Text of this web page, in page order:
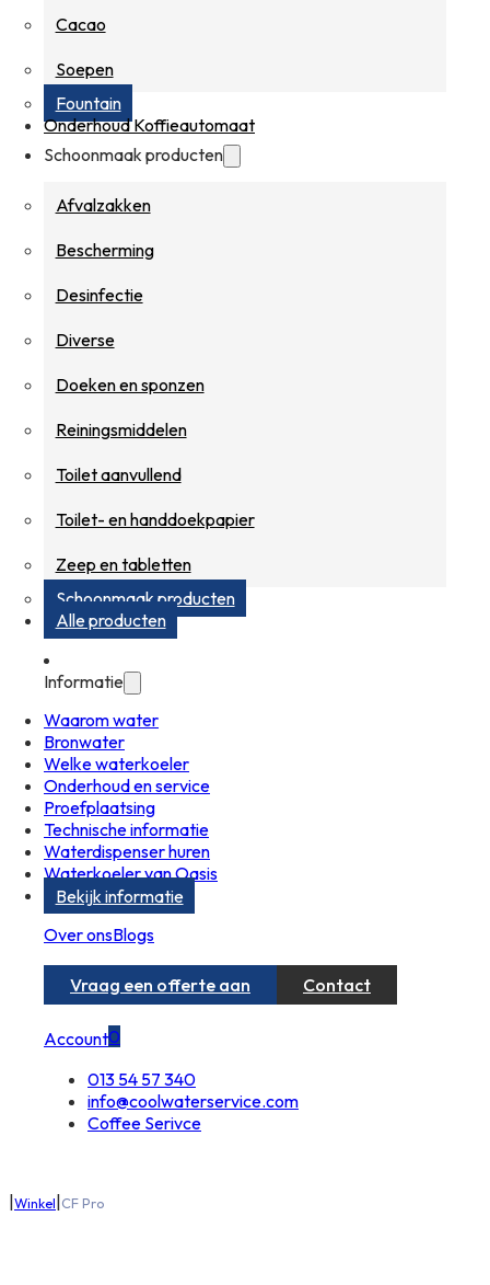
Cacao
Soepen
Fountain
Onderhoud Koffieautomaat
Schoonmaak producten
Afvalzakken
Bescherming
Desinfectie
Diverse
Doeken en sponzen
Reiningsmiddelen
Toilet aanvullend
Toilet- en handdoekpapier
Zeep en tabletten
Schoonmaak producten
Alle producten
Informatie
Waarom water
Bronwater
Welke waterkoeler
Onderhoud en service
Proefplaatsing
Technische informatie
Waterdispenser huren
Waterkoeler van Oasis
Bekijk informatie
Over onsBlogs
Vraag een offerte aan Contact
Account0
013 54 57 340
info@coolwaterservice.com
Coffee Serivce
|Winkel|CF Pro